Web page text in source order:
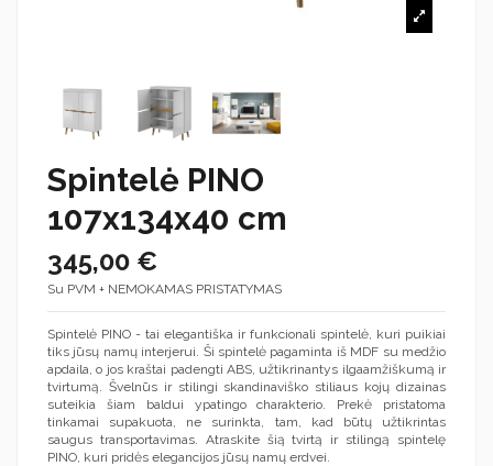
Spintelė PINO
107x134x40 cm
345,00 €
Su PVM + NEMOKAMAS PRISTATYMAS
Spintelė PINO - tai elegantiška ir funkcionali spintelė, kuri puikiai
tiks jūsų namų interjerui. Ši spintelė pagaminta iš MDF su medžio
apdaila, o jos kraštai padengti ABS, užtikrinantys ilgaamžiškumą ir
tvirtumą. Švelnūs ir stilingi skandinaviško stiliaus kojų dizainas
suteikia šiam baldui ypatingo charakterio. Prekė pristatoma
tinkamai supakuota, ne surinkta, tam, kad būtų užtikrintas
saugus transportavimas. Atraskite šią tvirtą ir stilingą spintelę
PINO, kuri pridės elegancijos jūsų namų erdvei.